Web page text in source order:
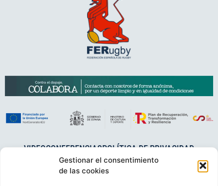
Gestionar el consentimiento
de las cookies
VIDEOCONFERENCIASPOLÍTICA DE PRIVACIDAD
POLÍTICA DE COOKIESPOLÍTICA DE VENTAS
AVISO LEGAL
CONTACTO